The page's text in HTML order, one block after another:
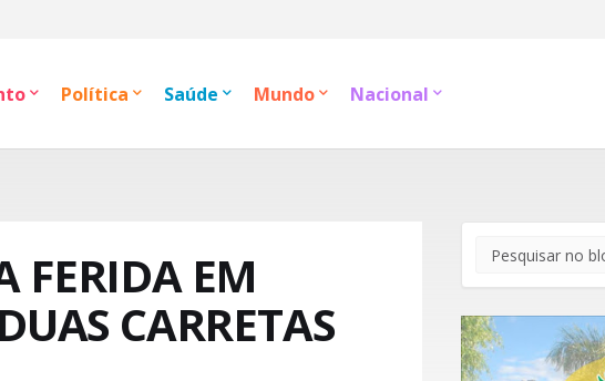
Política Saúde Mundo Nacional
FERIDA EM
CARRETAS